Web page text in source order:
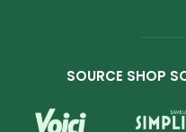
SOURCE SHOP